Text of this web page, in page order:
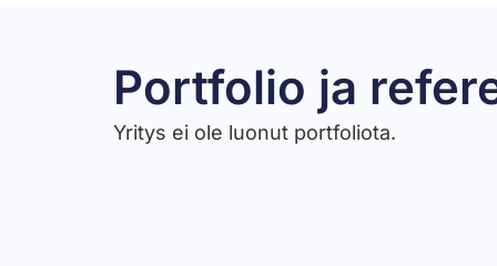
Portfolio ja
Yritys ei ole luonut portfoliota.